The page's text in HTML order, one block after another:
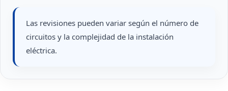
Las revisiones pueden variar según el número de
circuitos y la complejidad de la instalación
eléctrica.